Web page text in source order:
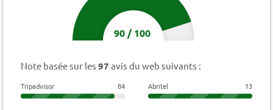
90/100
Note basée sur les 97 avis du web suivants :
Tripadvisor 84 Abritel 13